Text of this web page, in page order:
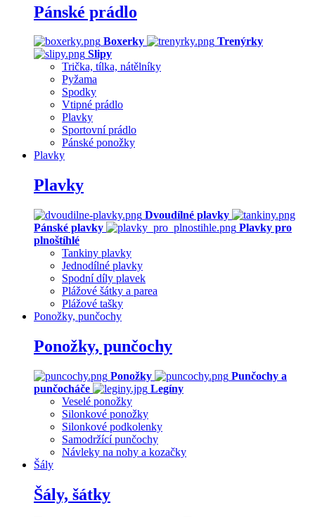
Pánské prádlo
Boxerky
Trenýrky
Slipy
Trička, tílka, nátělníky
Pyžama
Spodky
Vtipné prádlo
Plavky
Sportovní prádlo
Pánské ponožky
Plavky
Plavky
Dvoudílné plavky
Pánské plavky
Plavky pro
plnoštíhlé
Tankiny plavky
Jednodílné plavky
Spodní díly plavek
Plážové šátky a parea
Plážové tašky
Ponožky, punčochy
Ponožky, punčochy
Ponožky
Punčochy a
punčocháče
Legíny
Veselé ponožky
Silonkové ponožky
Silonkové podkolenky
Samodržící punčochy
Návleky na nohy a kozačky
Šály
Šály, šátky